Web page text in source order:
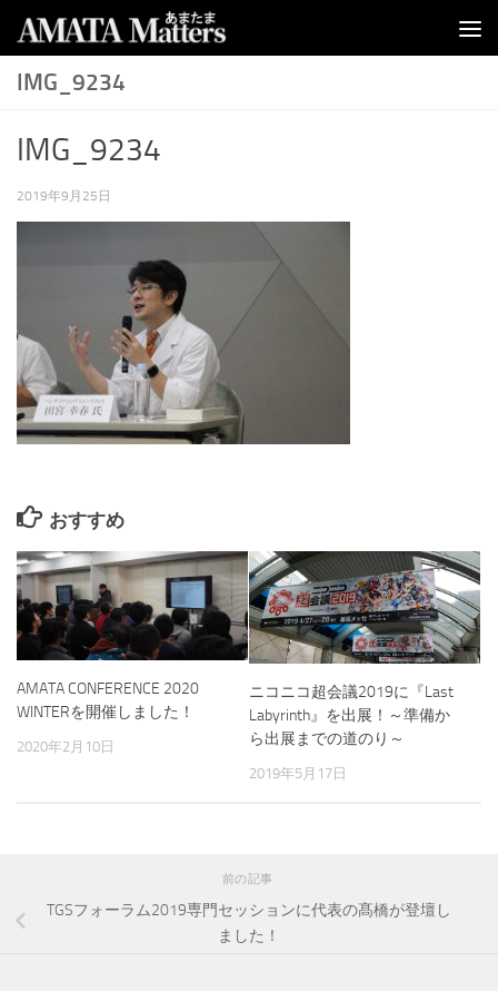
コンテンツへスキップ
IMG_9234
IMG_9234
2019年9月25日
おすすめ
AMATA CONFERENCE 2020
WINTERを開催しました！
2020年2月10日
ニコニコ超会議2019に『Last
Labyrinth』を出展！～準備か
ら出展までの道のり～
2019年5月17日
前の記事
TGSフォーラム2019専門セッションに代表の髙橋が登壇し
ました！